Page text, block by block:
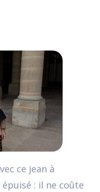
ce jean à
: il ne coûte